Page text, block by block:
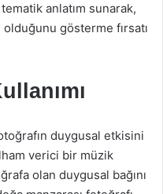
anlatım sunarak,
gösterme fırsatı
duygusal etkisini
verici bir müzik
olan duygusal bağını